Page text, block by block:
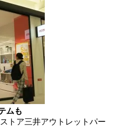
ムも
トア三井アウトレットパー